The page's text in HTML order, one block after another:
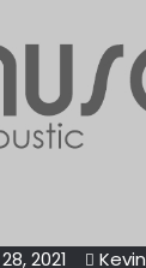
2021 Kevin